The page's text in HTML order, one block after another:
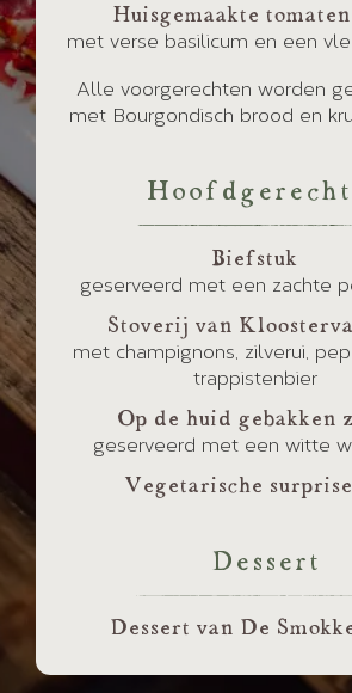
Huisgemaakte
met verse basilicum en een
Alle voorgerechten worden
met Bourgondisch brood en
Biefstuk
geserveerd met een zachte
Stoverij van
met champignons, zilverui,
trappistenbier
Op de huid gebakken
geserveerd met een witte
Vegetarische surprise
Dessert
Dessert van De